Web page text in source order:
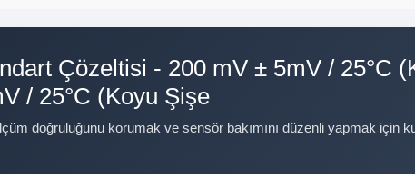
Çözeltisi - 200 mV ± 5mV / 25°C
/ 25°C (Koyu Şişe
doğruluğunu korumak ve sensör bakımını düzenli yapmak için